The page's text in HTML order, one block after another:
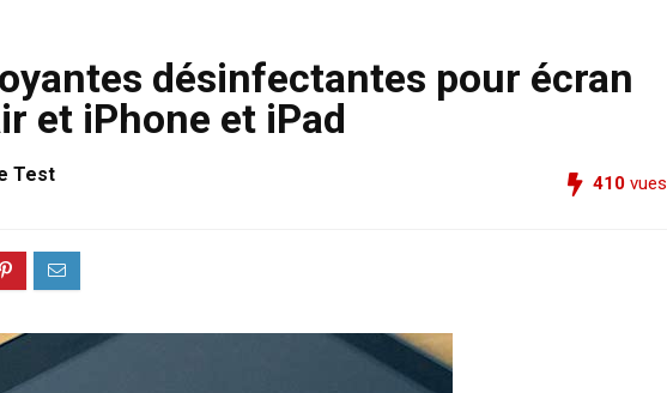
désinfectantes pour écran
et iPhone et iPad
Test 410 vues